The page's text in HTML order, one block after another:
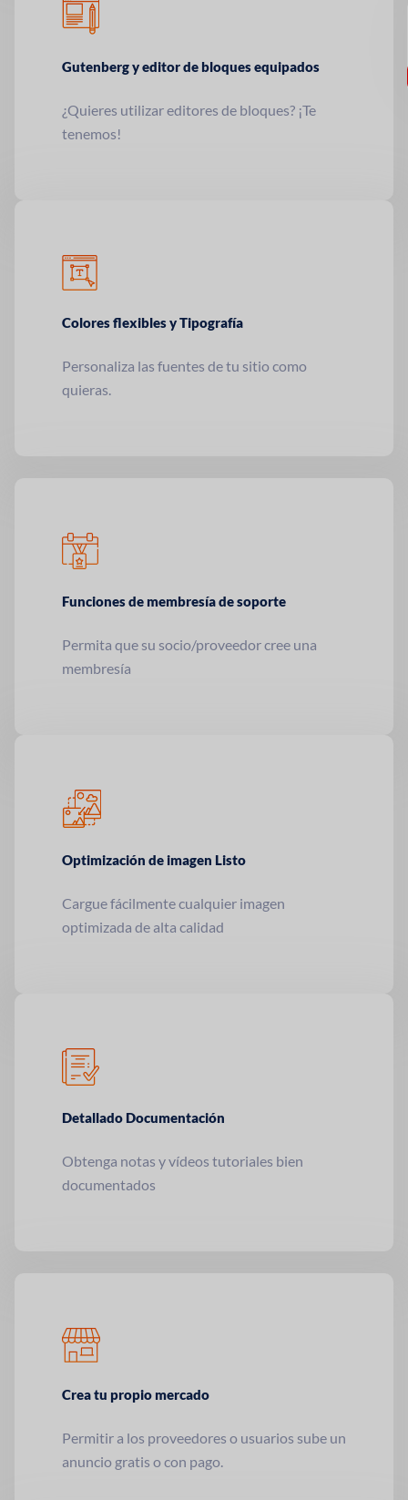
Gutenberg y editor de bloques equipados
¿Quieres utilizar editores de bloques? ¡Te
tenemos!
Colores flexibles yTipografía
Personaliza las fuentes de tu sitio como
quieras.
Funciones de membresía de soporte
Permita que su socio/proveedor cree una
membresía
Optimización de imagen Listo
Cargue fácilmente cualquier imagen
optimizada de alta calidad
Detallado Documentación
Obtenga notas y vídeos tutoriales bien
documentados
Crea tu propio mercado
Permitir a los proveedores o usuarios sube un
anuncio gratis o con pago.